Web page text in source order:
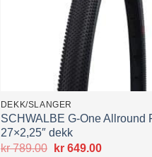
DEKK/SLANGER
SCHWALBE G-One Allround
27×2,25″ dekk
kr789.00
Opprinnelig
kr649.00